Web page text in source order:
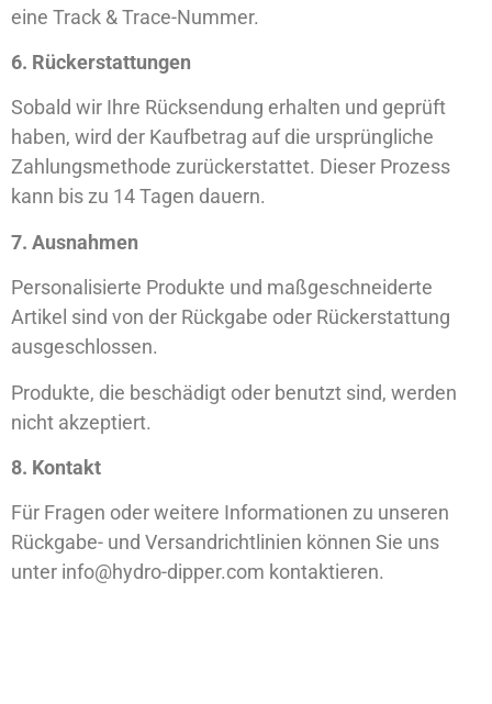
eine Track & Trace-Nummer.
6. Rückerstattungen
Sobald wir Ihre Rücksendung erhalten und geprüft
haben, wird der Kaufbetrag auf die ursprüngliche
Zahlungsmethode zurückerstattet. Dieser Prozess
kann bis zu 14 Tagen dauern.
7. Ausnahmen
Personalisierte Produkte und maßgeschneiderte
Artikel sind von der Rückgabe oder Rückerstattung
ausgeschlossen.
Produkte, die beschädigt oder benutzt sind, werden
nicht akzeptiert.
8. Kontakt
Für Fragen oder weitere Informationen zu unseren
Rückgabe- und Versandrichtlinien können Sie uns
unter info@hydro-dipper.com kontaktieren.